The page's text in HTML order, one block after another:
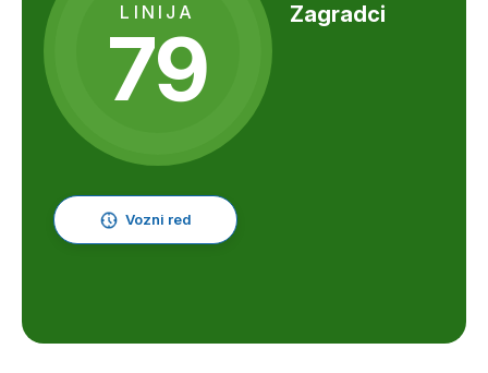
LINIJA
79
Zagradci
Vozni red